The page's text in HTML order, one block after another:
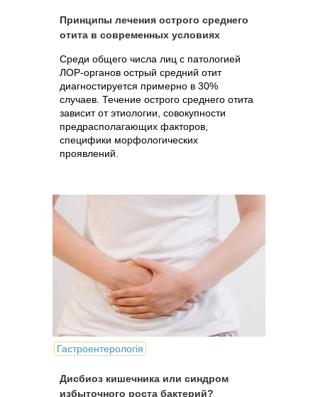
Принципы лечения острого среднего
отита в современных условиях
Среди общего числа лиц с патологией
ЛОР-органов острый средний отит
диагностируется примерно в 30%
случаев. Течение острого среднего отита
зависит от этиологии, совокупности
предрасполагающих факторов,
специфики морфологических
проявлений.
Гастроентерологія
Дисбиоз кишечника или синдром
избыточного роста бактерий?